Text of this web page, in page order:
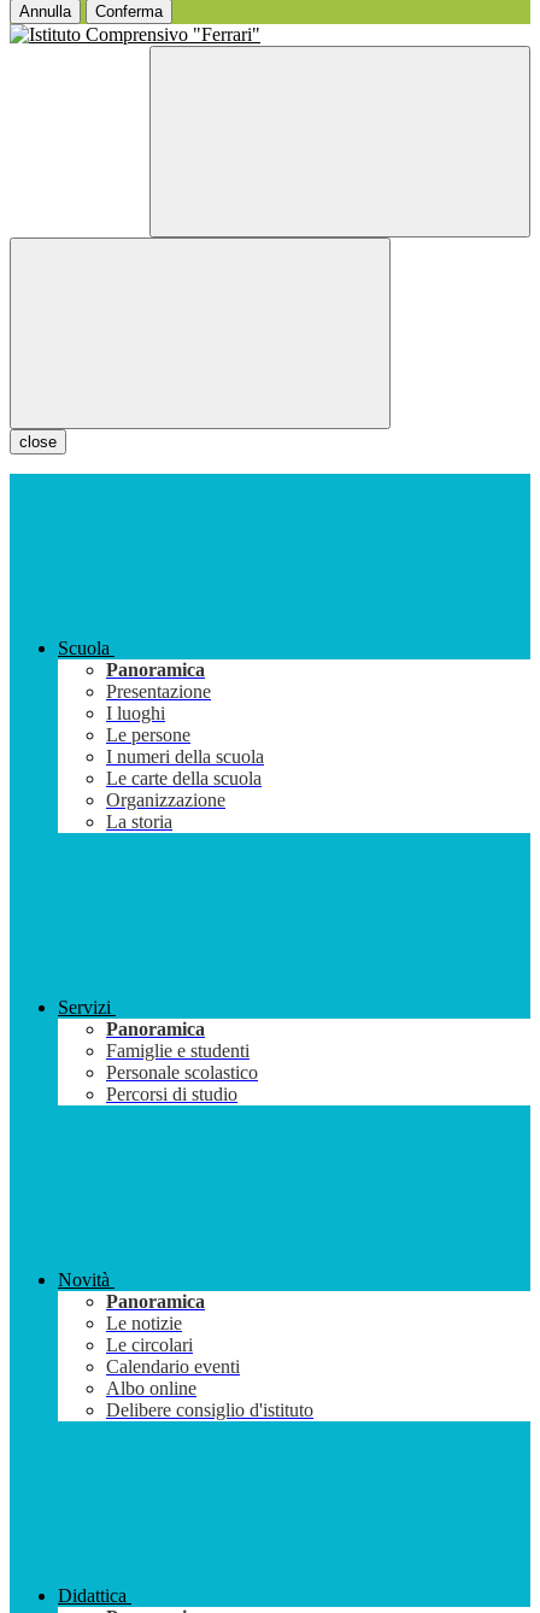
Annulla Conferma
close
Scuola
Panoramica
Presentazione
I luoghi
Le persone
I numeri della scuola
Le carte della scuola
Organizzazione
La storia
Servizi
Panoramica
Famiglie e studenti
Personale scolastico
Percorsi di studio
Novità
Panoramica
Le notizie
Le circolari
Calendario eventi
Albo online
Delibere consiglio d'istituto
Didattica